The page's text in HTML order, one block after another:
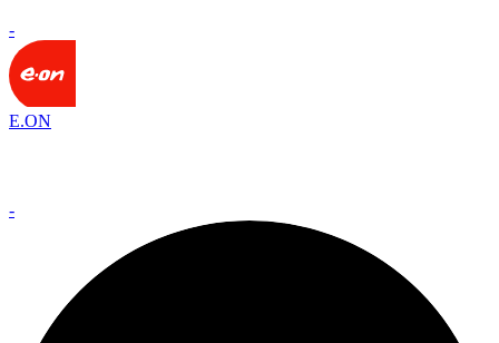
-
E.ON
-